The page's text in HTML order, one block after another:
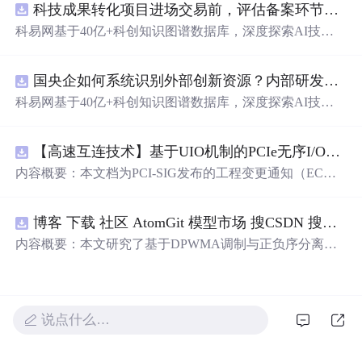
科技成果转化项目进场交易前，评估备案环节需要准备哪些材料？.docx
科易网基于40亿+科创知识图谱数据库，深度探索AI技术
新领域的AI+数智化解决方案，推动科技创新与产业创新
智能化发展。
国央企如何系统识别外部创新资源？内部研发体系完善，但对外部高校、中小科技企业技术能力缺乏动态认知。.docx
科易网基于40亿+科创知识图谱数据库，深度探索AI技术
新领域的AI+数智化解决方案，推动科技创新与产业创新
智能化发展。
【高速互连技术】基于UIO机制的PCIe无序I/O扩展：多路径架构下内存请求的高性能传输与排序控制方案设计
内容概要：本文档为PCI-SIG发布的工程变更通知（EC
规则对多路径拓扑和高性能IO系统的限制。UIO基于Flit模
式，定义了一套新的TLP（事务层包）类型和规则，允许
博客 下载 社区 AtomGit 模型市场 搜CSDN 搜索 AI 搜索 会员中心 创作中心 基于DPWMA调制与正负序分离的ANPC三电平并网逆变器前馈控制策略研究（Simulink仿真实现）
内容概要：本文研究了基于DPWMA调制与正负序分离的
PC）三电平逆变器拓扑，结合双极性倍频脉宽调制（DPW
MA）、正负序分离锁相技术和电网电压前馈控制，构建
说点什么…